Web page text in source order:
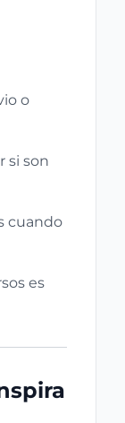
o
si son
cuando
es